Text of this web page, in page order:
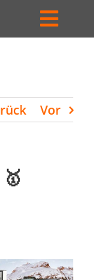
Vor